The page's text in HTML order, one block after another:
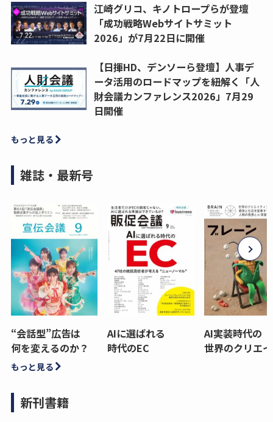
江崎グリコ、キノトロープらが登壇
「成功戦略Webサイトサミット
2026」が7月22日に開催
【日揮HD、デンソーら登壇】人事デ
ータ活用のロードマップを紐解く「人
財会議カンファレンス2026」7月29
日開催
もっと見る
雑誌・最新号
“会話型”広告は
何を変えるのか？
AIに選ばれる
時代のEC
AI実装時代の
世界のクリエ
もっと見る
新刊書籍